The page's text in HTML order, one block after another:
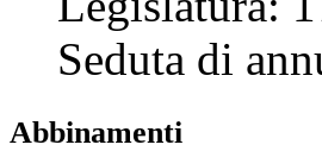
Seduta di
Abbinamenti